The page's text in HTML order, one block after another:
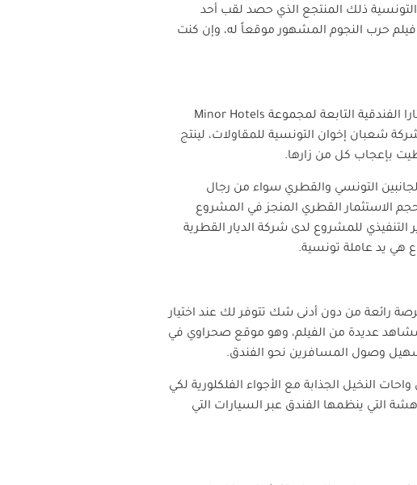
التونسية ذلك المنتجع الذي حصد لقب أحد
حرب النجوم المشهور موقعاً له، وإن كنت
Minor Hotels
شعبان إخوان التونسية للمقاولات، لينتج
بإعجاب كل من زارها.
التونسي والقطري سواء من رجال
الاستثمار القطري المنجز في المشروع
للمشروع لدى شركة الديار القطرية
رائعة من دون أدنى شك تتوفر لك عند اختيار
مشاهد عديدة من الفيلم، وهو موقع صحراوي في
وصول المسافرين نحو الفندق.
النخيل الجذابة مع الأجواء الفلكلورية لكي
التي ينظمها الفندق عبر السيارات التي